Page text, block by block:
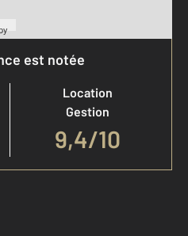
est notée
Location
Gestion
9,4/10